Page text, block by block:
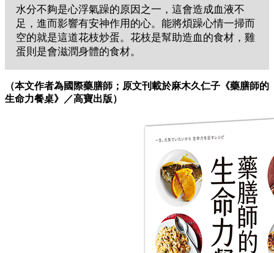
水分不夠是心浮氣躁的原因之一，這會造成血液不
足，進而影響有安神作用的心。能將煩躁心情一掃而
空的就是這道花枝炒蛋。花枝是幫助造血的食材，雞
蛋則是會滋潤身體的食材。
（本文作者為國際藥膳師；原文刊載於麻木久仁子《藥膳師的
生命力餐桌》／高寶出版）